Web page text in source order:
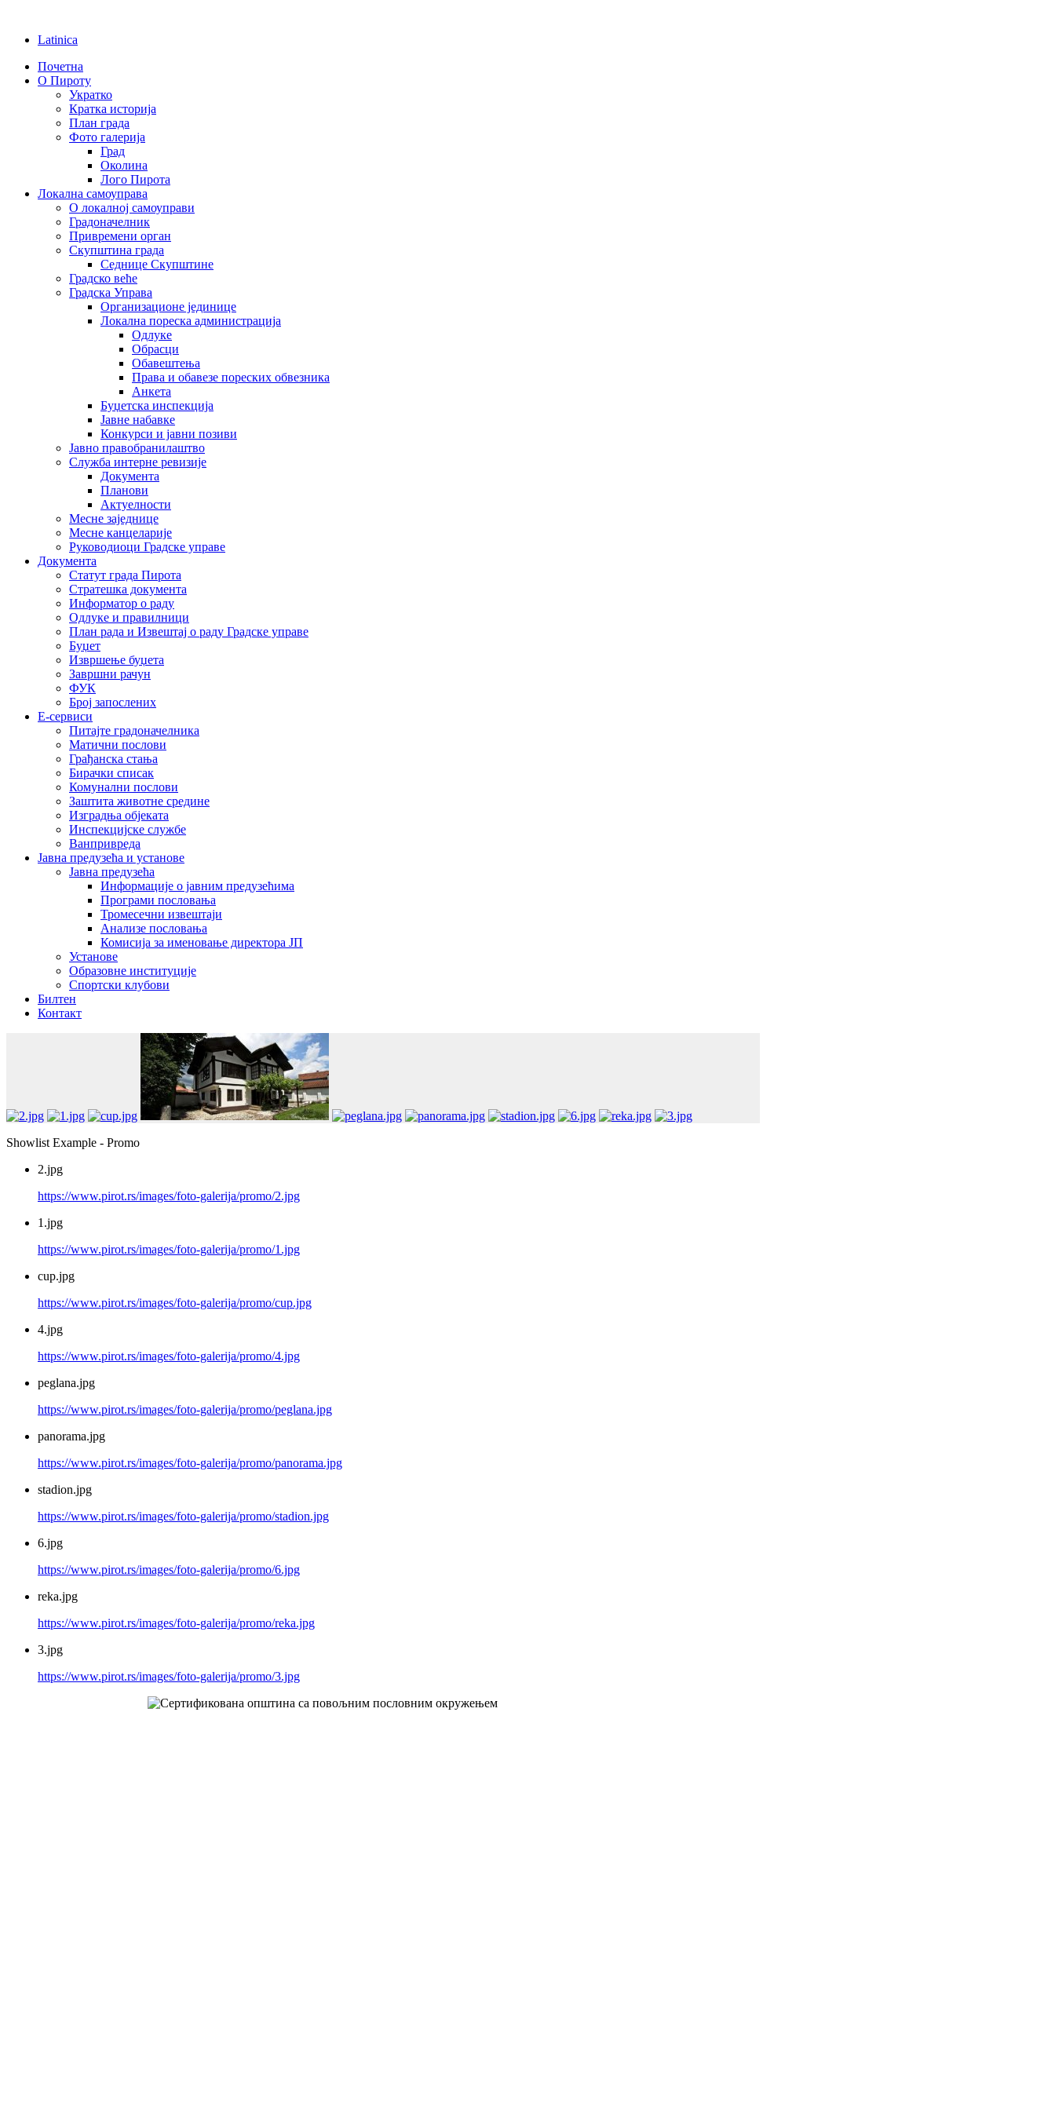
Latinica
Почетна
О Пироту
Укратко
Кратка историја
План града
Фото галерија
Град
Околина
Лого Пирота
Локална самоуправа
О локалној самоуправи
Градоначелник
Привремени орган
Скупштина града
Седнице Скупштине
Градско веће
Градска Управа
Организационе јединице
Локална пореска администрација
Одлуке
Обрасци
Обавештења
Права и обавезе пореских обвезника
Анкета
Буџетска инспекција
Јавне набавке
Конкурси и јавни позиви
Јавно правобранилаштво
Служба интерне ревизије
Документа
Планови
Актуелности
Месне заједнице
Месне канцеларије
Руководиоци Градске управе
Документа
Статут града Пирота
Стратешка документа
Информатор о раду
Одлуке и правилници
План рада и Извештај о раду Градске управе
Буџет
Извршење буџета
Завршни рачун
ФУК
Број запослених
E-сервиси
Питајте градоначелника
Матични послови
Грађанска стања
Бирачки списак
Комунални послови
Заштита животне средине
Изградња објеката
Инспекцијске службе
Ванпривреда
Јавна предузећа и установе
Јавна предузећа
Информације о јавним предузећима
Програми пословања
Тромесечни извештаји
Анализе пословања
Комисија за именовање директора ЈП
Установе
Образовне институције
Спортски клубови
Билтен
Контакт
Showlist Example - Promo
2.jpg
https://www.pirot.rs/images/foto-galerija/promo/2.jpg
1.jpg
https://www.pirot.rs/images/foto-galerija/promo/1.jpg
cup.jpg
https://www.pirot.rs/images/foto-galerija/promo/cup.jpg
4.jpg
https://www.pirot.rs/images/foto-galerija/promo/4.jpg
peglana.jpg
https://www.pirot.rs/images/foto-galerija/promo/peglana.jpg
panorama.jpg
https://www.pirot.rs/images/foto-galerija/promo/panorama.jpg
stadion.jpg
https://www.pirot.rs/images/foto-galerija/promo/stadion.jpg
6.jpg
https://www.pirot.rs/images/foto-galerija/promo/6.jpg
reka.jpg
https://www.pirot.rs/images/foto-galerija/promo/reka.jpg
3.jpg
https://www.pirot.rs/images/foto-galerija/promo/3.jpg